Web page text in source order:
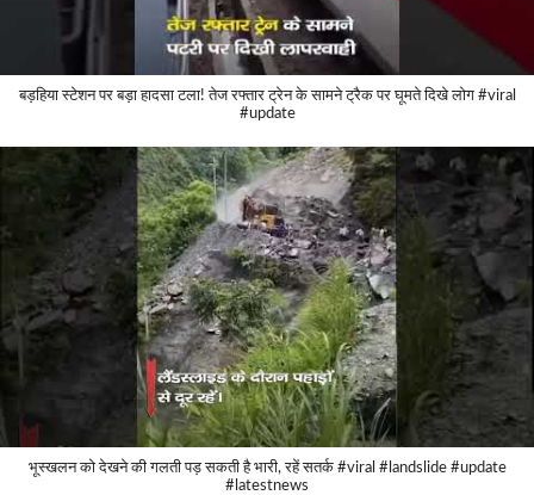
बड़हिया स्टेशन पर बड़ा हादसा टला! तेज रफ्तार ट्रेन के सामने ट्रैक पर घूमते दिखे लोग #viral
#update
भूस्खलन को देखने की गलती पड़ सकती है भारी, रहें सतर्क #viral #landslide #update
#latestnews